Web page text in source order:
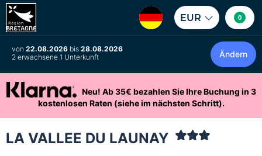
EUR 0
von 22.08.2026 bis 28.08.2026
2 erwachsene 1 Unterkunft
Ändern
Neu! Ab 35€ bezahlen Sie Ihre Buchung in 3
kostenlosen Raten (siehe im nächsten Schritt).
LA VALLEE DU LAUNAY